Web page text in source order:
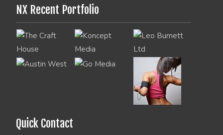
NX Recent Portfolio
Quick Contact